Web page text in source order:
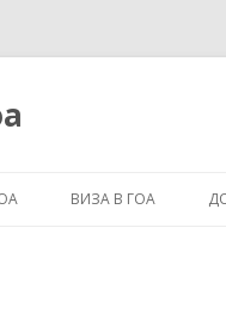
ВИЗА В ГОА